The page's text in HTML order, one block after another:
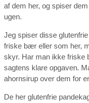
af dem her, og spiser
ugen.
Jeg spiser disse
friske bær eller som her,
skyr. Har man ikke friske
sagtens klare opgaven.
ahornsirup over dem for
De her glutenfrie